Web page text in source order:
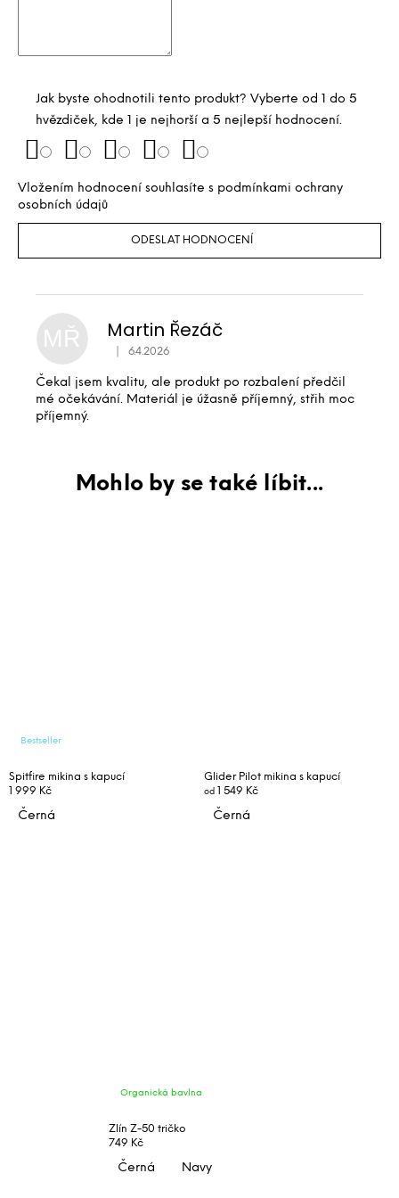
Jak byste ohodnotili tento produkt? Vyberte od 1 do 5
hvězdiček, kde 1 je nejhorší a 5 nejlepší hodnocení.
Vložením hodnocení souhlasíte s podmínkami ochrany
osobních údajů
ODESLAT HODNOCENÍ
MŘ Martin Řezáč
Hodnocení produktu je 5 z 5 hvězdiček.
6.4.2026
Čekal jsem kvalitu, ale produkt po rozbalení předčil
mé očekávání. Materiál je úžasně příjemný, střih moc
příjemný.
Bestseller
Spitfire mikina s kapucí
1 999 Kč
Černá
Glider Pilot mikina s kapucí
od 1 549 Kč
Černá
Organická bavlna
Zlín Z-50 tričko
749 Kč
Černá Navy